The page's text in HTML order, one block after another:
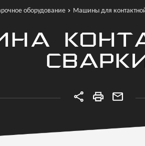
оборудование Машины для
СВАРКИ